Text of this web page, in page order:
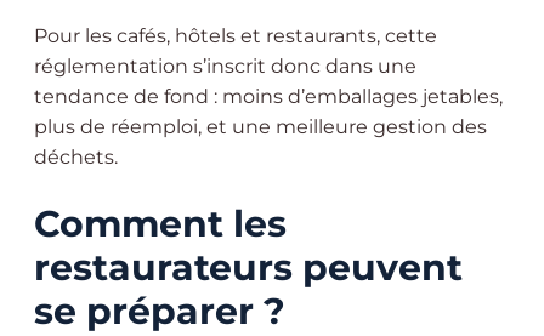
Pour les cafés, hôtels et restaurants, cette
réglementation s’inscrit donc dans une
tendance de fond : moins d’emballages jetables,
plus de réemploi, et une meilleure gestion des
déchets.
Comment les
restaurateurs peuvent
se préparer ?